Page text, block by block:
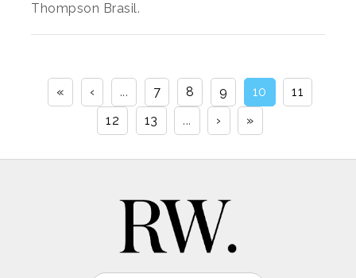
Thompson Brasil.
« ‹ ... 7 8 9 10
11
12
13 ... › »